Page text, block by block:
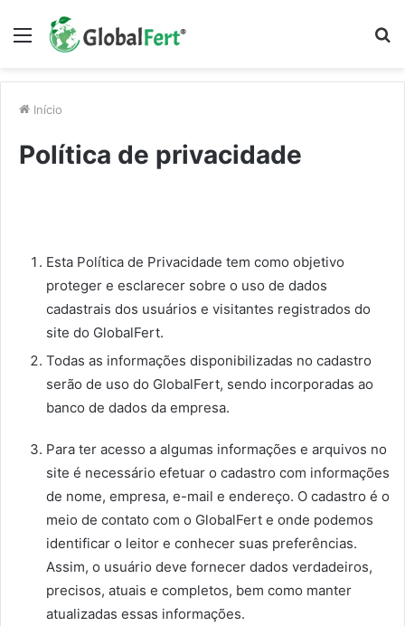
Menu
Início
Política de privacidade
Esta Política de Privacidade tem como objetivo
proteger e esclarecer sobre o uso de dados
cadastrais dos usuários e visitantes registrados do
site do GlobalFert.
Todas as informações disponibilizadas no cadastro
serão de uso do GlobalFert, sendo incorporadas ao
banco de dados da empresa.
Para ter acesso a algumas informações e arquivos no
site é necessário efetuar o cadastro com informações
de nome, empresa, e-mail e endereço. O cadastro é o
meio de contato com o GlobalFert e onde podemos
identificar o leitor e conhecer suas preferências.
Assim, o usuário deve fornecer dados verdadeiros,
precisos, atuais e completos, bem como manter
atualizadas essas informações.